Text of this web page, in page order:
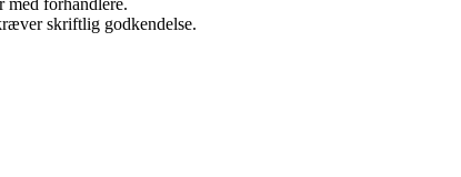
skriftlig godkendelse.